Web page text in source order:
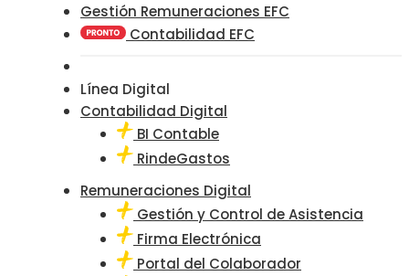
Gestión Remuneraciones EFC
Contabilidad EFC
Línea Digital
Contabilidad Digital
BI Contable
RindeGastos
Remuneraciones Digital
Gestión y Control de Asistencia
Firma Electrónica
Portal del Colaborador